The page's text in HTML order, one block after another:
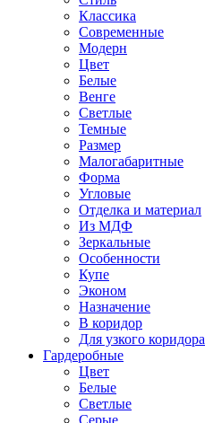
Классика
Современные
Модерн
Цвет
Белые
Венге
Светлые
Темные
Размер
Малогабаритные
Форма
Угловые
Отделка и материал
Из МДФ
Зеркальные
Особенности
Купе
Эконом
Назначение
В коридор
Для узкого коридора
Гардеробные
Цвет
Белые
Светлые
Серые